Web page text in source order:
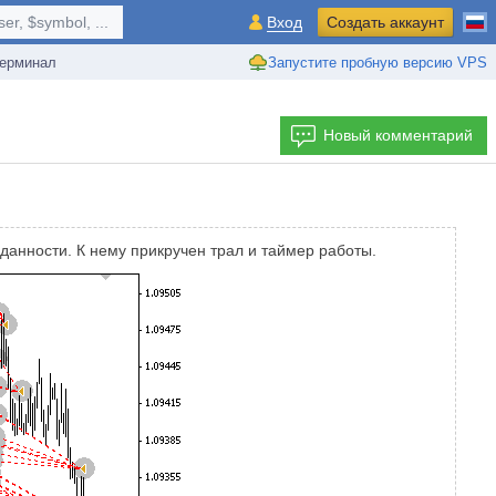
Запустите пробную версию VPS
$symbol, ... Вход Создать аккаунт
Новый комментарий
К нему прикручен трал и таймер работы.